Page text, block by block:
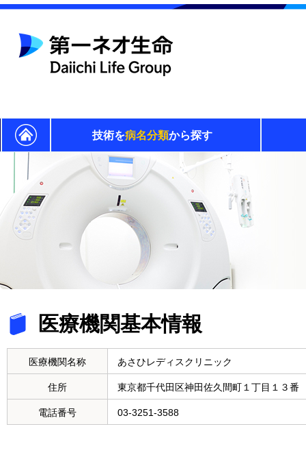
技術を病名分類から探す
医療機関基本情報
医療機関名称 あさひレディスクリニック
住所 東京都千代田区神田佐久間町１丁目１３
電話番号 03-3251-3588